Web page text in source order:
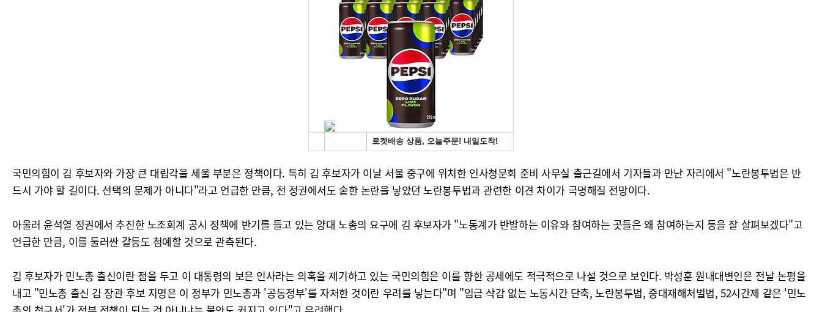
국민의힘이 김 후보자와 가장 큰 대립각을 세울 부분은 정책이다. 특히 김 후보자가 이날 서울 중구에 위치한 인사청문회 준비 사무실 출근길에서 기자들과 만난 자리에서 "노란봉투법은 반
드시 가야 할 길이다. 선택의 문제가 아니다"라고 언급한 만큼, 전 정권에서도 숱한 논란을 낳았던 노란봉투법과 관련한 이견 차이가 극명해질 전망이다.
아울러 윤석열 정권에서 추진한 노조회계 공시 정책에 반기를 들고 있는 양대 노총의 요구에 김 후보자가 "노동계가 반발하는 이유와 참여하는 곳들은 왜 참여하는지 등을 잘 살펴보겠다"고
언급한 만큼, 이를 둘러싼 갈등도 첨예할 것으로 관측된다.
김 후보자가 민노총 출신이란 점을 두고 이 대통령의 보은 인사라는 의혹을 제기하고 있는 국민의힘은 이를 향한 공세에도 적극적으로 나설 것으로 보인다. 박성훈 원내대변인은 전날 논평을
내고 "민노총 출신 김 장관 후보 지명은 이 정부가 민노총과 '공동정부'를 자처한 것이란 우려를 낳는다"며 "임금 삭감 없는 노동시간 단축, 노란봉투법, 중대재해처벌법, 52시간제 같은 '민노